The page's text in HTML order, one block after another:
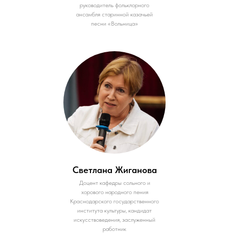
руководитель фольклорного
ансамбля старинной казачьей
песни «Вольница»
Светлана Жиганова
Доцент кафедры сольного и
хорового народного пения
Краснодарского государственного
института культуры, кандидат
искусствоведения, заслуженный
работник